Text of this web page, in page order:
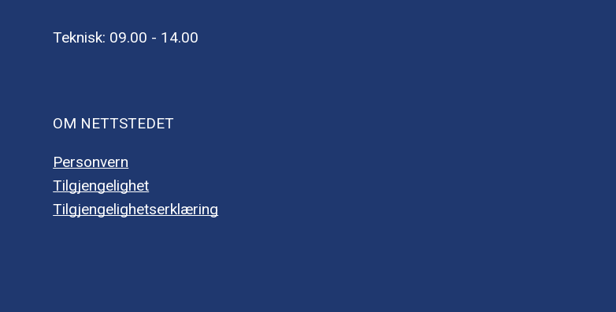
Teknisk: 09.00 - 14.00
OM NETTSTEDET
Personvern
Tilgjengelighet
Tilgjengelighetserklæring